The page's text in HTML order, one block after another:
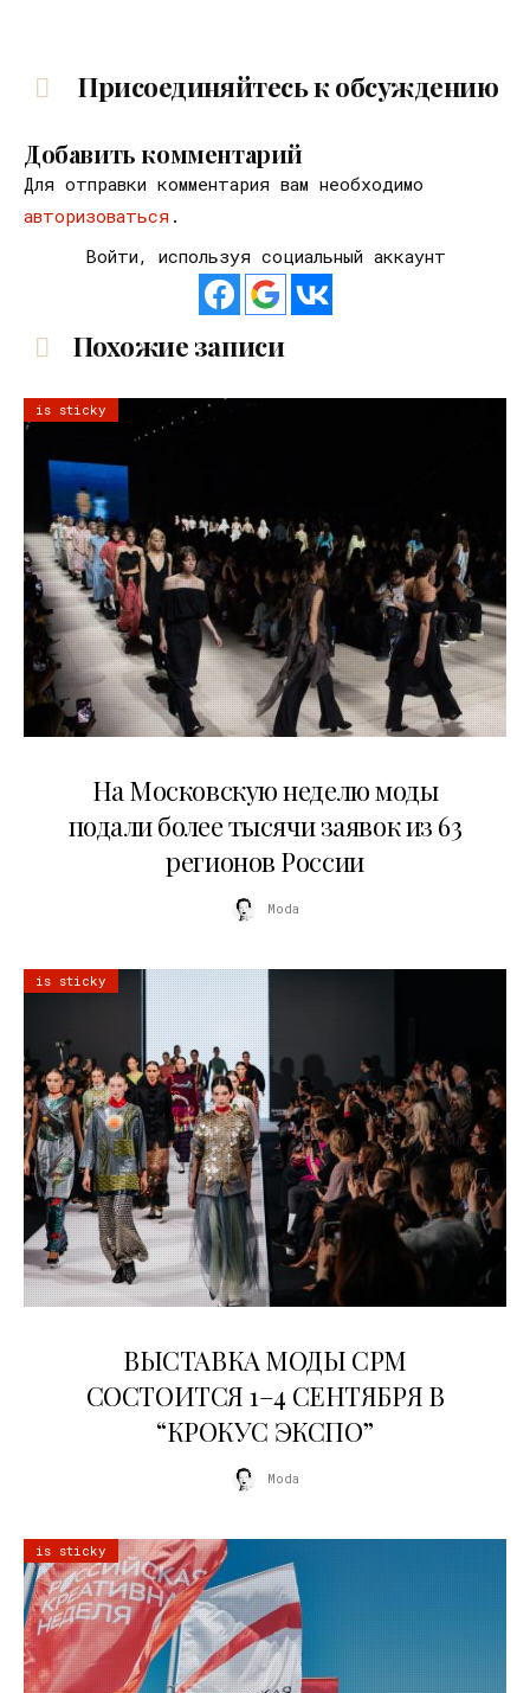
Присоединяйтесь к обсуждению
Добавить комментарий
Для отправки комментария вам необходимо
авторизоваться .
Войти, используя социальный аккаунт
Похожие записи
is sticky
На Московскую неделю моды
подали более тысячи заявок из 63
регионов России
Moda
is sticky
ВЫСТАВКА МОДЫ CPM
СОСТОИТСЯ 1–4 СЕНТЯБРЯ В
“КРОКУС ЭКСПО”
Moda
is sticky